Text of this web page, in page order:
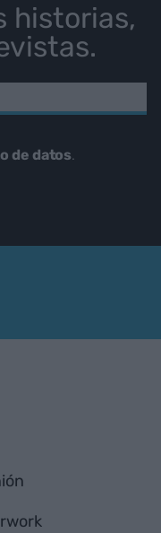
historias,
de datos.